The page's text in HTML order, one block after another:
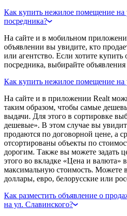
Как купить нежилое помещение на
посредника?
На сайте и в мобильном
объявлении вы увидите, кто
или агентство. Если хотите
посредника, выбирайте объявления
Как купить нежилое помещение на
На сайте и в приложении Realt
таким образом, чтобы самые
выдачи. Для этого в сортировке
дешевые». В этом случае вы
продаются по договорной цене, а
отсортированы объекты по
дорогим. Также вы можете задать
этого во вкладке «Цена и валюта»
максимальную стоимость.
доллары, евро, белорусские или
Как разместить объявление о
на ул. Славинского?